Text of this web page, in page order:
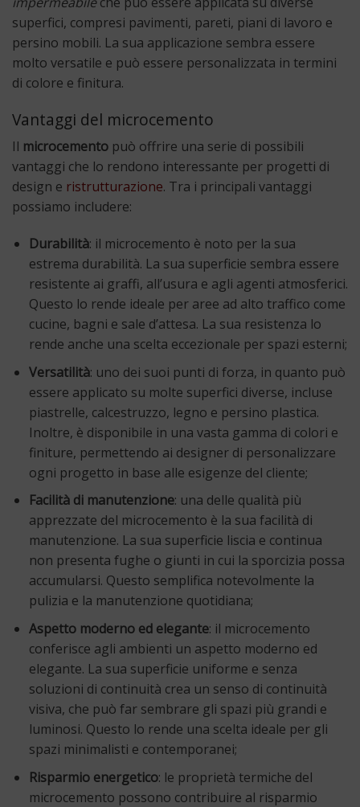
superfici, compresi pavimenti, pareti, piani di lavoro e
persino mobili. La sua applicazione sembra essere
molto versatile e può essere personalizzata in termini
di colore e finitura.
Vantaggi del microcemento
Il microcemento può offrire una serie di possibili
vantaggi che lo rendono interessante per progetti di
design e ristrutturazione. Tra i principali vantaggi
possiamo includere:
Durabilità: il microcemento è noto per la sua
estrema durabilità. La sua superficie sembra essere
resistente ai graffi, all’usura e agli agenti atmosferici.
Questo lo rende ideale per aree ad alto traffico come
cucine, bagni e sale d’attesa. La sua resistenza lo
rende anche una scelta eccezionale per spazi esterni;
Versatilità: uno dei suoi punti di forza, in quanto può
essere applicato su molte superfici diverse, incluse
piastrelle, calcestruzzo, legno e persino plastica.
Inoltre, è disponibile in una vasta gamma di colori e
finiture, permettendo ai designer di personalizzare
ogni progetto in base alle esigenze del cliente;
Facilità di manutenzione: una delle qualità più
apprezzate del microcemento è la sua facilità di
manutenzione. La sua superficie liscia e continua
non presenta fughe o giunti in cui la sporcizia possa
accumularsi. Questo semplifica notevolmente la
pulizia e la manutenzione quotidiana;
Aspetto moderno ed elegante: il microcemento
conferisce agli ambienti un aspetto moderno ed
elegante. La sua superficie uniforme e senza
soluzioni di continuità crea un senso di continuità
visiva, che può far sembrare gli spazi più grandi e
luminosi. Questo lo rende una scelta ideale per gli
spazi minimalisti e contemporanei;
Risparmio energetico: le proprietà termiche del
microcemento possono contribuire al risparmio